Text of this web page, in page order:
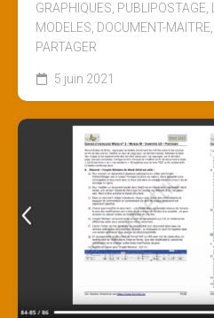
GRAPHIQUES,
MODELES, DOCUMENT-
PARTAGER
5 juin 2021